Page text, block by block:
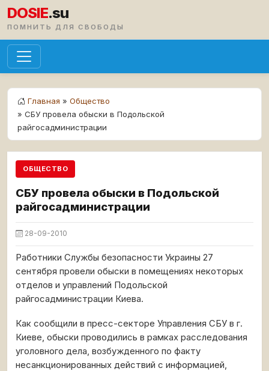
DOSIE.su
ПОМНИТЬ ДЛЯ СВОБОДЫ
Главная » Общество
» СБУ провела обыски в Подольской
райгосадминистрации
ОБЩЕСТВО
СБУ провела обыски в Подольской
райгосадминистрации
28-09-2010
Работники Службы безопасности Украины 27
сентября провели обыски в помещениях некоторых
отделов и управлений Подольской
райгосадминистрации Киева.
Как сообщили в пресс-секторе Управления СБУ в г.
Киеве, обыски проводились в рамках расследования
уголовного дела, возбужденного по факту
несанкционированных действий с информацией,